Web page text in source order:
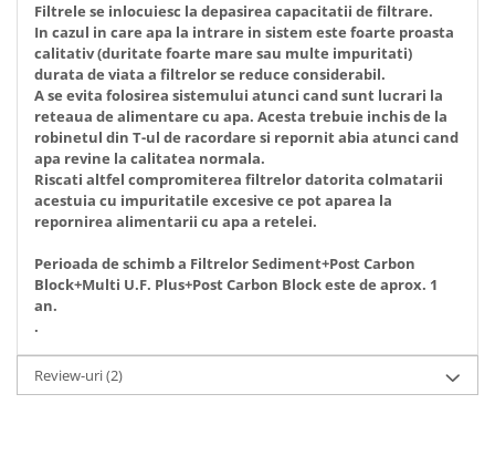
Filtrele se inlocuiesc la depasirea capacitatii de filtrare.
In cazul in care apa la intrare in sistem este foarte proasta
calitativ (duritate foarte mare sau multe impuritati)
durata de viata a filtrelor se reduce considerabil.
A se evita folosirea sistemului atunci cand sunt lucrari la
reteaua de alimentare cu apa. Acesta trebuie inchis de la
robinetul din T-ul de racordare si repornit abia atunci cand
apa revine la calitatea normala.
Riscati altfel compromiterea filtrelor datorita colmatarii
acestuia cu impuritatile excesive ce pot aparea la
repornirea alimentarii cu apa a retelei.
Perioada de schimb a Filtrelor Sediment+Post Carbon
Block+Multi U.F. Plus+Post Carbon Block este de aprox. 1
an.
.
Review-uri(2)